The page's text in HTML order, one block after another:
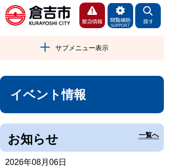
サブメニュー表示
イベント情報
お知らせ 一覧へ
2026年08月06日